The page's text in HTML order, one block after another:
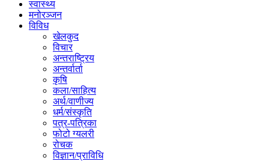
स्वास्थ्य
मनोरञ्जन
विविध
खेलकुद
विचार
अन्तराष्ट्रिय
अन्तर्वार्ता
कृषि
कला/साहित्य
अर्थ/वाणीज्य
धर्म/संस्कृति
पत्र-पत्रिका
फोटो ग्यलरी
रोचक
विज्ञान/प्राविधि